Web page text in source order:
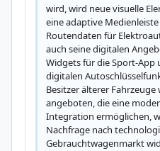
wird, wird neue visuelle
eine adaptive
Routendaten für
auch seine digitalen
Widgets für die Sport-App
digitalen
Besitzer älterer
angeboten, die eine
Integration ermöglichen,
Nachfrage nach
Gebrauchtwagenmarkt